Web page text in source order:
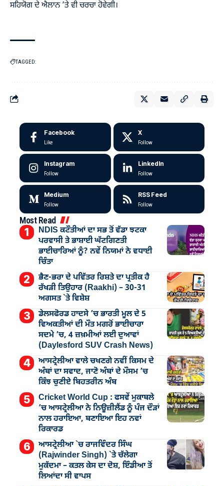
ਸਹਿਯੋਗ ਦੇ ਐਲਾਨ ’ਤੇ ਵੀ ਚਰਚਾ ਹੋਵੇਗੀ।
TAGGED:
Facebook
Like
X
Follow
Instagram
Follow
LinkedIn
Follow
Medium
Follow
RSS Feed
Follow
Most Read
NDIS ਕਟੌਤੀਆਂ ਦਾ ਸਭ ਤੋਂ ਵੱਡਾ ਝਟਕਾ
ਪਰਵਾਸੀ ਤੇ ਭਾਸ਼ਾਈ ਘੱਟਗਿਣਤੀ
ਭਾਈਚਾਰਿਆਂ ਨੂੰ? ਨਵੇਂ ਨਿਯਮਾਂ ਨੇ ਵਧਾਈ
ਚਿੰਤਾ
ਭੈਣ-ਭਰਾ ਦੇ ਪਵਿੱਤਰ ਰਿਸ਼ਤੇ ਦਾ ਪ੍ਰਤੀਕ ਹੈ
ਰੱਖੜੀ ਤਿਉਹਾਰ (Raakhi) – 30-31
ਅਗਸਤ `ਤੇ ਵਿਸ਼ੇਸ਼
ਡੇਲਸਫੋਰਡ ਹਾਦਸੇ ’ਚ ਭਾਰਤੀ ਮੂਲ ਦੇ 5
ਵਿਅਕਤੀਆਂ ਦੀ ਮੌਤ ਮਗਰੋਂ ਭਾਈਚਾਰਾ
ਸਦਮੇ ’ਚ, 4 ਜ਼ਖ਼ਮੀਆਂ ਲਈ ਦੁਆਵਾਂ
(Daylesford SUV Crash News)
ਆਸਟ੍ਰੇਲੀਆ ਵਾਲੇ ਚਖਣਗੇ ਨਵੀਂ ਕਿਸਮ ਦੇ
ਅੰਬਾਂ ਦਾ ਸਵਾਦ, ਜਾਣੋ ਅੰਬਾਂ ਦੇ ਮੌਸਮ ’ਚ
ਕਿੰਝ ਚੁਣੀਏ ਬਿਹਤਰੀਨ ਅੰਬ
Cricket World Cup : ਫਸਵੇਂ ਮੁਕਾਬਲੇ
’ਚ ਆਸਟ੍ਰੇਲੀਆ ਨੇ ਨਿਊਜ਼ੀਲੈਂਡ ਨੂੰ ਪੰਜ ਦੌੜਾਂ
ਨਾਲ ਹਰਾਇਆ, ਬਣਾਇਆ ਇਹ ਨਵਾਂ
ਰਿਕਾਰਡ
ਆਸਟ੍ਰੇਲੀਆ `ਚ ਰਾਜਵਿੰਦਰ ਸਿੰਘ
(Rajwinder Singh) `ਤੇ ਚੱਲੇਗਾ
ਮੁੁਕੱਦਮਾ – ਕਤਲ ਕੇਸ ਦਾ ਦੋਸ਼, ਇੰਡੀਆ ਤੋਂ
ਲਿਆਂਦਾ ਸੀ ਵਾਪਸ